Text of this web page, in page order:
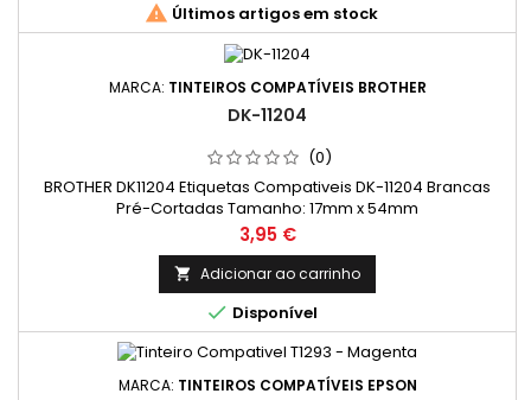
 Últimos artigos em stock
MARCA: TINTEIROS COMPATÍVEIS BROTHER
DK-11204
(0)
BROTHER DK11204 Etiquetas Compativeis DK-11204 Brancas
Pré-Cortadas Tamanho: 17mm x 54mm
Preço
3,95 €
 Adicionar ao carrinho
 Disponível
MARCA: TINTEIROS COMPATÍVEIS EPSON